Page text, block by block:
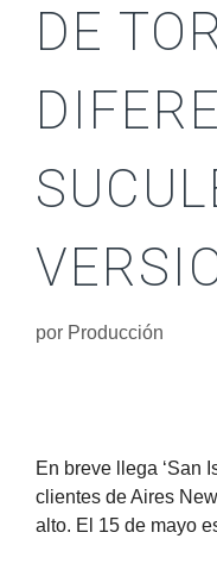
DE
por Producción
En breve llega ‘San
clientes de Aires
alto. El 15 de mayo